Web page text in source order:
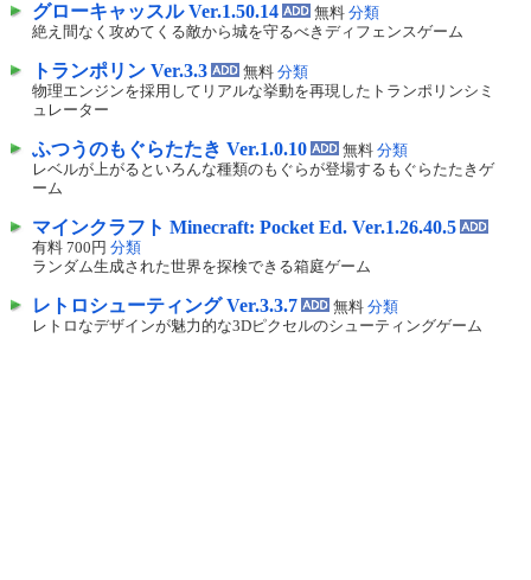
グローキャッスル Ver.1.50.14 無料 分類
絶え間なく攻めてくる敵から城を守るべきディフェンスゲーム
トランポリン Ver.3.3 無料 分類
物理エンジンを採用してリアルな挙動を再現したトランポリンシミ
ュレーター
ふつうのもぐらたたき Ver.1.0.10 無料 分類
レベルが上がるといろんな種類のもぐらが登場するもぐらたたきゲ
ーム
マインクラフト Minecraft: Pocket Ed. Ver.1.26.40.5
有料 700円 分類
ランダム生成された世界を探検できる箱庭ゲーム
レトロシューティング Ver.3.3.7 無料 分類
レトロなデザインが魅力的な3Dピクセルのシューティングゲーム